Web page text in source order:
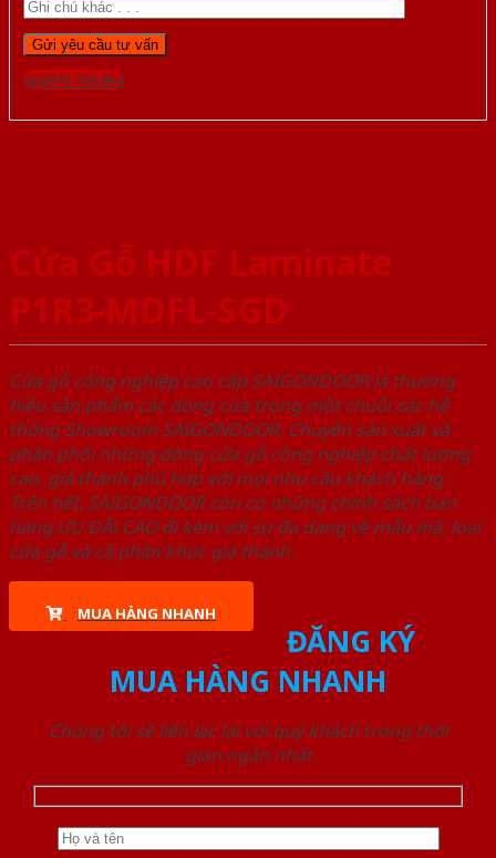
Gọi 0976.169.864
Cửa Gỗ HDF Laminate
P1R3-MDFL-SGD
Cửa gỗ công nghiệp cao cấp SAIGONDOOR là thương
hiệu sản phẩm các dòng cửa trong một chuỗi các hệ
thống Showroom SAIGONDOOR. Chuyên sản xuất và
phân phối những dòng cửa gỗ công nghiệp chất lượng
cao, giá thành phù hợp với mọi nhu cầu khách hàng.
Trên hết, SAIGONDOOR còn có những chính sách bán
hàng ƯU ĐÃI CAO đi kèm với sự đa dạng về mẫu mã, loại
cửa gỗ và cả phân khúc giá thành.
MUA HÀNG NHANH
ĐĂNG KÝ
MUA HÀNG NHANH
Chúng tôi sẽ liên lạc lại với quý khách trong thời
gian ngắn nhất